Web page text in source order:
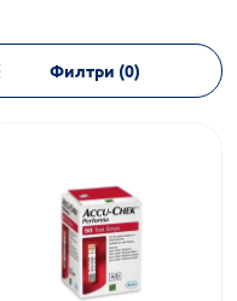
Филтри (0)